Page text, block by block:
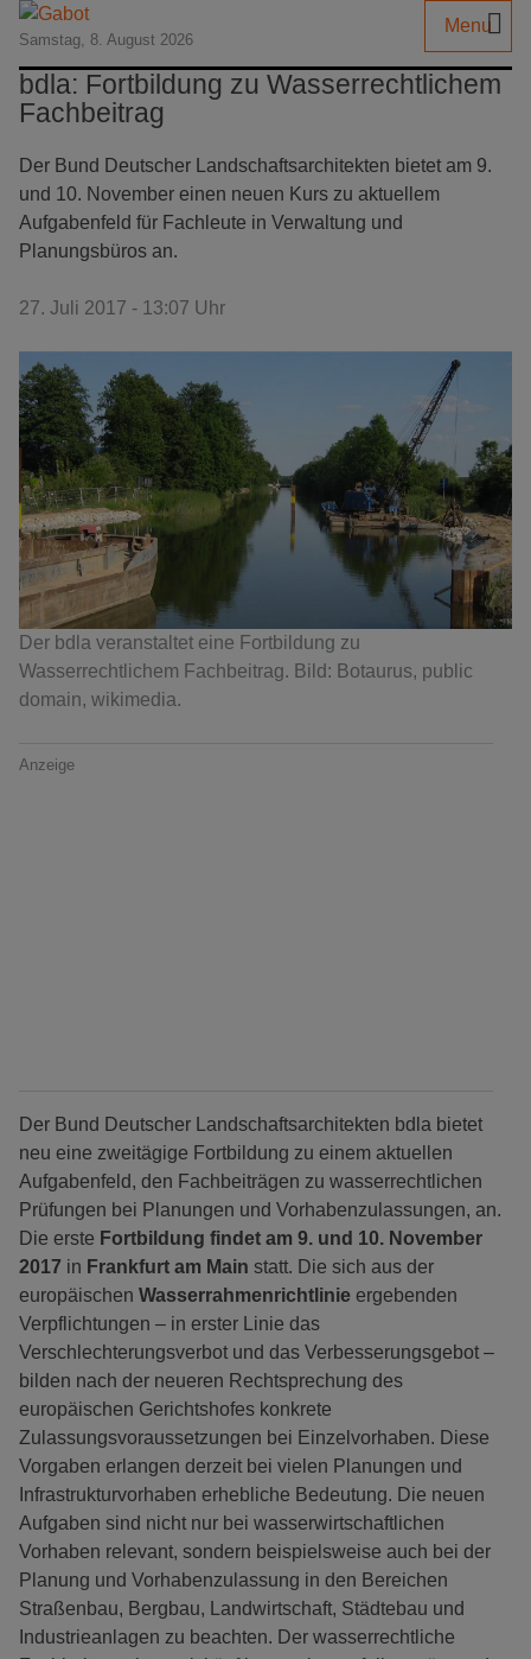
Samstag, 8. August 2026
Menu
bdla: Fortbildung zu Wasserrechtlichem
Fachbeitrag
Der Bund Deutscher Landschaftsarchitekten bietet am 9.
und 10. November einen neuen Kurs zu aktuellem
Aufgabenfeld für Fachleute in Verwaltung und
Planungsbüros an.
27. Juli 2017 - 13:07 Uhr
Der bdla veranstaltet eine Fortbildung zu
Wasserrechtlichem Fachbeitrag. Bild: Botaurus, public
domain, wikimedia.
Anzeige
Der Bund Deutscher Landschaftsarchitekten bdla bietet
neu eine zweitägige Fortbildung zu einem aktuellen
Aufgabenfeld, den Fachbeiträgen zu wasserrechtlichen
Prüfungen bei Planungen und Vorhabenzulassungen, an.
Die erste Fortbildung findet am 9. und 10. November
2017 in Frankfurt am Main statt. Die sich aus der
europäischen Wasserrahmenrichtlinie ergebenden
Verpflichtungen – in erster Linie das
Verschlechterungsverbot und das Verbesserungsgebot –
bilden nach der neueren Rechtsprechung des
europäischen Gerichtshofes konkrete
Zulassungsvoraussetzungen bei Einzelvorhaben. Diese
Vorgaben erlangen derzeit bei vielen Planungen und
Infrastrukturvorhaben erhebliche Bedeutung. Die neuen
Aufgaben sind nicht nur bei wasserwirtschaftlichen
Vorhaben relevant, sondern beispielsweise auch bei der
Planung und Vorhabenzulassung in den Bereichen
Straßenbau, Bergbau, Landwirtschaft, Städtebau und
Industrieanlagen zu beachten. Der wasserrechtliche